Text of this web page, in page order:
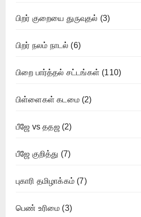
பிறர் குறையை துருவுதல் (3)
பிறர் நலம் நாடல் (6)
பிறை பார்த்தல் சட்டங்கள் (110)
பிள்ளைகள் கடமை(2)
பீஜே vs ததஜ(2)
பீஜே குறித்து (7)
புகாரி தமிழாக்கம் (7)
பெண் உரிமை (3)